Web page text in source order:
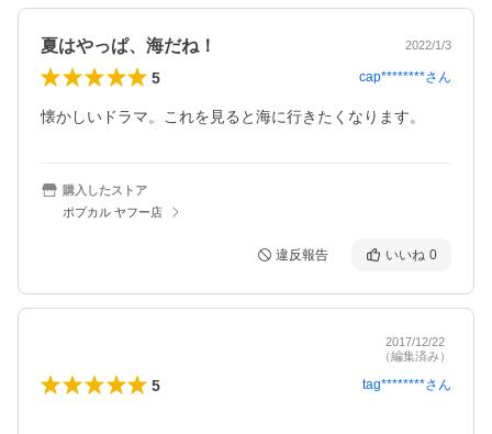
夏はやっぱ、海だね！ 2022/1/3
5 cap********さん
懐かしいドラマ。これを見ると海に行きたくなります。
購入したストア
ポプカル ヤフー店
違反報告 いいね 0
2017/12/22
（編集済み）
5 tag********さん